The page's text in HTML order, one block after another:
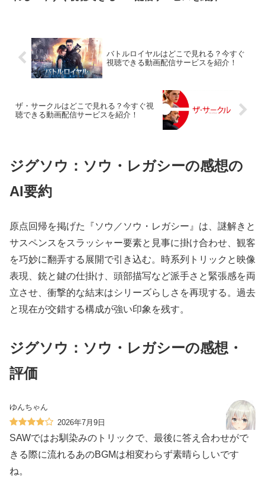
バトルロイヤルはどこで見れる？今すぐ
視聴できる動画配信サービスを紹介！
ザ・サークルはどこで見れる？今すぐ視
聴できる動画配信サービスを紹介！
ジグソウ：ソウ・レガシーの感想の
AI要約
原点回帰を掲げた『ソウ／ソウ・レガシー』は、謎解きと
サスペンスをスラッシャー要素と見事に掛け合わせ、観客
を巧妙に翻弄する展開で引き込む。時系列トリックと映像
表現、銃と鍵の仕掛け、頭部描写など派手さと緊張感を両
立させ、衝撃的な結末はシリーズらしさを再現する。過去
と現在が交錯する構成が強い印象を残す。
ジグソウ：ソウ・レガシーの感想・
評価
ゆんちゃん
2026年7月9日
SAWではお馴染みのトリックで、最後に答え合わせがで
きる際に流れるあのBGMは相変わらず素晴らしいです
ね。